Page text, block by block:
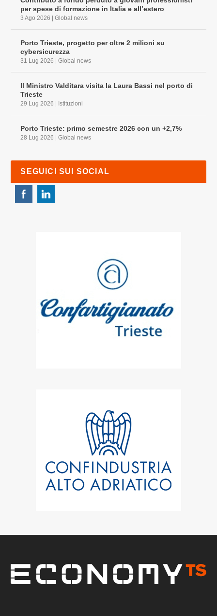
per spese di formazione in Italia e all’estero
3 Ago 2026 |Global news
Porto Trieste, progetto per oltre 2 milioni su
cybersicurezza
31 Lug 2026 |Global news
Il Ministro Valditara visita la Laura Bassi nel porto di
Trieste
29 Lug 2026 Istituzioni
Porto Trieste: primo semestre 2026 con un +2,7%
28 Lug 2026 |Global news
SEGUICI SUI SOCIAL